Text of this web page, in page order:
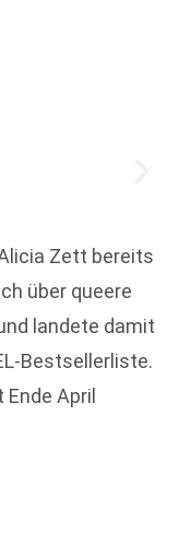
Zett bereits
über queere
landete damit
Bestsellerliste.
April